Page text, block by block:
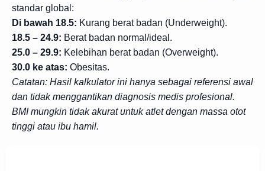
standar global:
Di bawah 18.5: Kurang berat badan (Underweight).
18.5 – 24.9: Berat badan normal/ideal.
25.0 – 29.9: Kelebihan berat badan (Overweight).
30.0 ke atas: Obesitas.
Catatan: Hasil kalkulator ini hanya sebagai referensi awal
dan tidak menggantikan diagnosis medis profesional.
BMI mungkin tidak akurat untuk atlet dengan massa otot
tinggi atau ibu hamil.